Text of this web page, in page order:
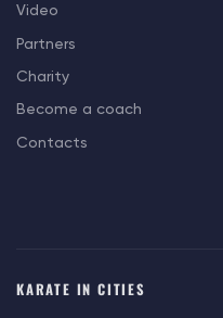
Video
Partners
Charity
Become a coach
Contacts
KARATE IN CITIES